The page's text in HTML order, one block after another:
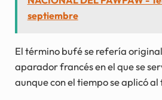
septiembre
El término bufé se refería
aparador francés en el que se
aunque con el tiempo se aplicó